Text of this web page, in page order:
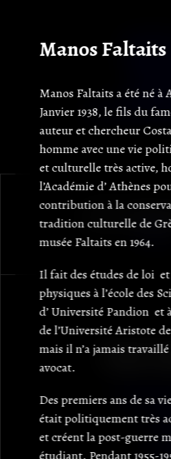
Manos Faltaits
Manos Faltaits a été né à
Janvier 1938, le fils du
auteur et chercheur
homme avec une vie
et culturelle très active,
l’Académie d’ Athènes
contribution à la
tradition culturelle de
musée Faltaits en 1964.
Il fait des études de loi et
physiques à l’école des
d’ Université Pandion et
de l’Université Aristote
mais il n’a jamais
avocat.
Des premiers ans de sa
était politiquement très
et créent la post-guerre
étudiant. Pendant 1955-
Famille Faltagi
Skyros
22220
Retour au début
EL EN
Musée
Itinéraire